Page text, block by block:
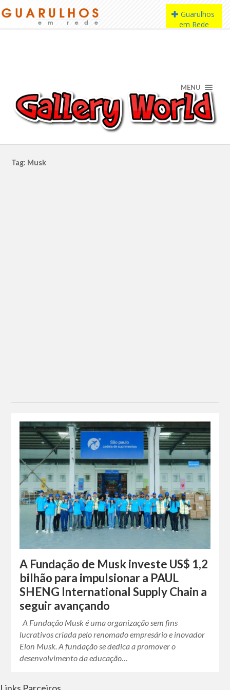
MENU
Tag: Musk
A Fundação de Musk investe US$ 1,2
bilhão para impulsionar a PAUL
SHENG International Supply Chain a
seguir avançando
A Fundação Musk é uma organização sem fins
lucrativos criada pelo renomado empresário e inovador
Elon Musk. A fundação se dedica a promover o
desenvolvimento da educação…